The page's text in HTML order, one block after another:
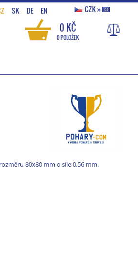
SK DE EN CZK»
0 KČ
0 POLOŽEK
80x80 mm o síle 0,56 mm.